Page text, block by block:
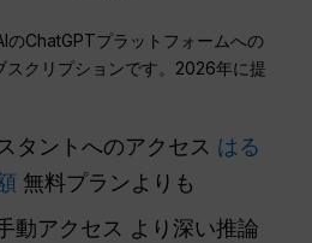
のChatGPTプラットフォームへの
スクリプションです。2026年に提
タントへのアクセス はる
無料プランよりも
動アクセス より深い推論